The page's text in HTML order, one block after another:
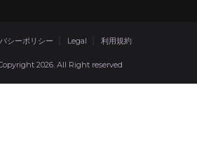
シーポリシー Legal 利用規約
2026. All Right reserved